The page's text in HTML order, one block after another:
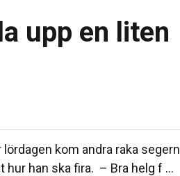
upp en liten
kom andra raka segern
hur han ska fira. – Bra helg f ...